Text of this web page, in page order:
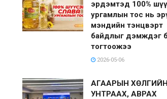
эрдэмтэд 100%
ургамлын тос нь
мэндийн тэнцвэрт
байдлыг дэмждэг
тогтоожээ
2026-05-06
АГААРЫН
УНТРААХ, АВРАХ